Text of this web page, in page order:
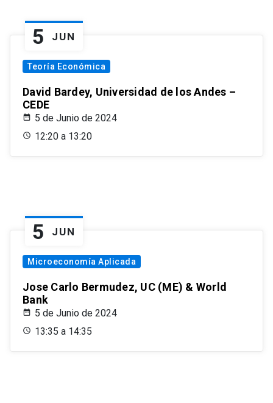
5 JUN
Teoría Económica
David Bardey, Universidad de los Andes –
CEDE
5 de Junio de 2024
12:20 a 13:20
5 JUN
Microeconomía Aplicada
Jose Carlo Bermudez, UC (ME) & World
Bank
5 de Junio de 2024
13:35 a 14:35